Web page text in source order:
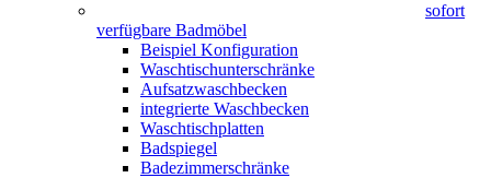
sofort
verfügbare Badmöbel
Beispiel Konfiguration
Waschtischunterschränke
Aufsatzwaschbecken
integrierte Waschbecken
Waschtischplatten
Badspiegel
Badezimmerschränke